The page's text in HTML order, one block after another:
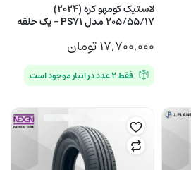
لاستیک کومهو کره (2024)
205/55/17 مدل PS71 – یک حلقه
۱۷,۷۰۰,۰۰۰تومان
فقط ۲ عدد در انبار موجود است